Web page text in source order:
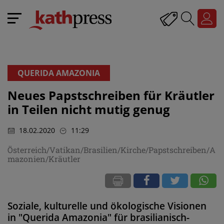
QUERIDA AMAZONIA
Neues Papstschreiben für Kräutler
in Teilen nicht mutig genug
18.02.2020 11:29
Österreich/Vatikan/Brasilien/Kirche/Papstschreiben/A
mazonien/Kräutler
Soziale, kulturelle und ökologische Visionen
in "Querida Amazonia" für brasilianisch-